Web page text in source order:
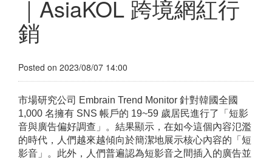
｜AsiaKOL 跨境網紅行
銷
Posted on 2023/08/07 14:00
市場研究公司 Embrain Trend Monitor 針對韓國全國
1,000 名擁有 SNS 帳戶的 19~59 歲居民進行了「短影
音與廣告偏好調查」。結果顯示，在如今這個內容氾濫
的時代，人們越來越傾向於簡潔地展示核心內容的「短
影音」。此外，人們普遍認為短影音之間插入的廣告並